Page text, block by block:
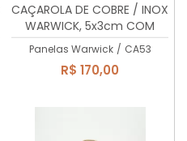
CAÇAROLA DE COBRE / INOX
WARWICK, 5x3cm COM
ALÇAS DE LATÃO MACIÇO,
60ml
Panelas Warwick / CA53
R$ 170,00